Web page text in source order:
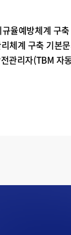
율예방체계 구
체계 구축 기본
관리자(TBM 자